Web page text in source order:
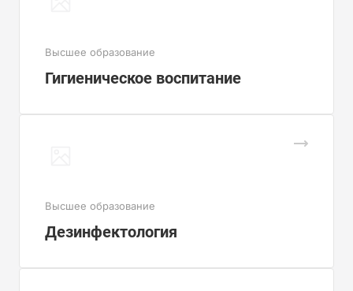
Высшее образование
Гигиеническое воспитание
Высшее образование
Дезинфектология